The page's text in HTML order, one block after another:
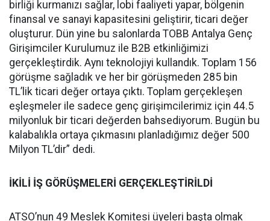
birliği kurmanızı sağlar, lobi faaliyeti yapar, bölgenin
finansal ve sanayi kapasitesini geliştirir, ticari değer
oluşturur. Dün yine bu salonlarda TOBB Antalya Genç
Girişimciler Kurulumuz ile B2B etkinliğimizi
gerçekleştirdik. Aynı teknolojiyi kullandık. Toplam 156
görüşme sağladık ve her bir görüşmeden 285 bin
TL’lik ticari değer ortaya çıktı. Toplam gerçekleşen
eşleşmeler ile sadece genç girişimcilerimiz için 44.5
milyonluk bir ticari değerden bahsediyorum. Bugün bu
kalabalıkla ortaya çıkmasını planladığımız değer 500
Milyon TL’dir” dedi.
İKİLİ İŞ GÖRÜŞMELERİ GERÇEKLEŞTİRİLDİ
ATSO’nun 49 Meslek Komitesi üyeleri başta olmak